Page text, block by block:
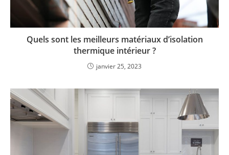
Quels sont les meilleurs matériaux d’isolation
thermique intérieur ?
janvier 25, 2023